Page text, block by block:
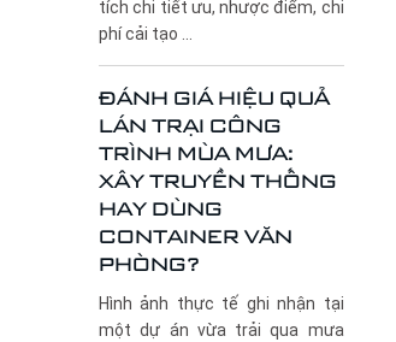
tích chi tiết ưu, nhược điểm, chi
phí cải tạo ...
ĐÁNH GIÁ HIỆU QUẢ
LÁN TRẠI CÔNG
TRÌNH MÙA MƯA:
XÂY TRUYỀN THỐNG
HAY DÙNG
CONTAINER VĂN
PHÒNG?
Hình ảnh thực tế ghi nhận tại
một dự án vừa trải qua mưa